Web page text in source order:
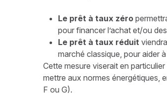
Le prêt à taux zéro
pour financer l’achat et/ou
Le prêt à taux réduit
marché classique, pour aider
Cette mesure viserait en
mettre aux normes énergétiques,
F ou G).